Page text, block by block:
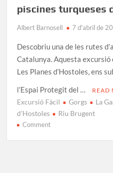
piscines turqueses
Albert Barnosell 7 d'abril de
Descobriu una de les rutes
Catalunya. Aquesta excursió
Les Planes d’Hostoles, ens
l’Espai Protegit del …
READ
Excursió Fàcil Gorgs La
d'Hostoles
Riu Brugent
Commenton